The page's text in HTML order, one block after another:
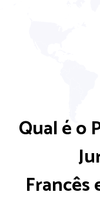
Qual é o
Francês